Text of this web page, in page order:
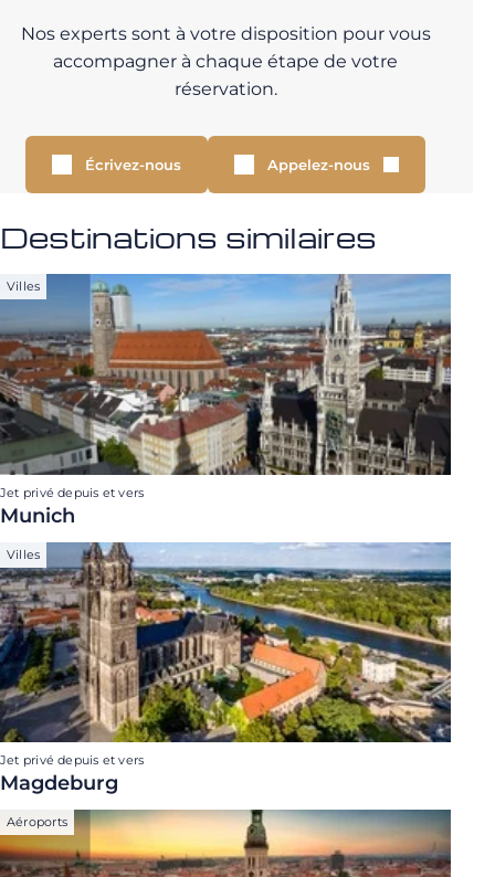
Nos experts sont à votre disposition pour vous
accompagner à chaque étape de votre
réservation.
Écrivez-nous Appelez-nous
Destinations similaires
Villes
Jet privé depuis et vers
Munich
Villes
Jet privé depuis et vers
Magdeburg
Aéroports